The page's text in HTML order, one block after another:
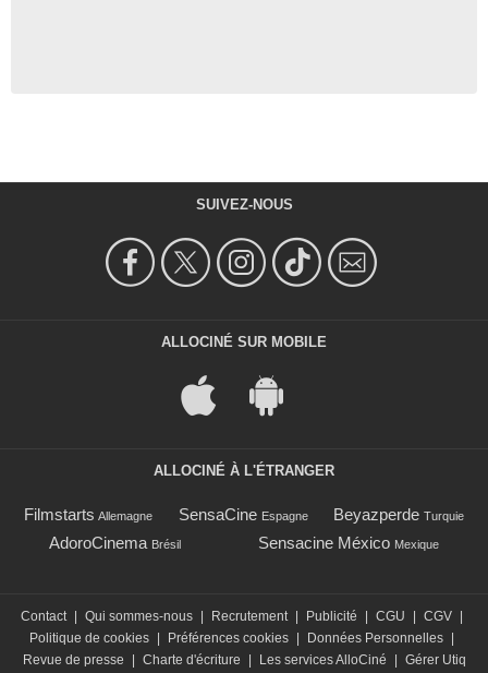
SUIVEZ-NOUS
ALLOCINÉ SUR MOBILE
ALLOCINÉ À L'ÉTRANGER
Filmstarts Allemagne SensaCine Espagne Beyazperde Turquie
AdoroCinema Brésil Sensacine México Mexique
Contact | Qui sommes-nous | Recrutement | Publicité | CGU | CGV |
Politique de cookies | Préférences cookies | Données Personnelles |
Revue de presse
| Charte d'écriture | Les services AlloCiné | Gérer Utiq